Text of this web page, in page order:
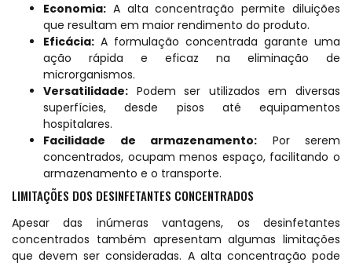
Economia: A alta concentração permite diluições
que resultam em maior rendimento do produto.
Eficácia: A formulação concentrada garante uma
ação rápida e eficaz na eliminação de
microrganismos.
Versatilidade: Podem ser utilizados em diversas
superfícies, desde pisos até equipamentos
hospitalares.
Facilidade de armazenamento: Por serem
concentrados, ocupam menos espaço, facilitando o
armazenamento e o transporte.
LIMITAÇÕES DOS DESINFETANTES CONCENTRADOS
Apesar das inúmeras vantagens, os desinfetantes
concentrados também apresentam algumas limitações
que devem ser consideradas. A alta concentração pode